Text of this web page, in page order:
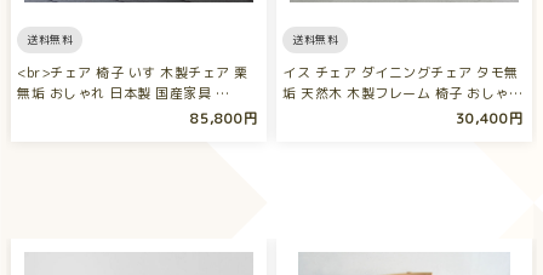
送料無料
<br>チェア 椅子 いす 木製チェア 栗
無垢 おしゃれ 日本製 国産家具 …
85,800円
送料無料
イス チェア ダイニングチェア タモ無
垢 天然木 木製フレーム 椅子 おしゃ…
30,400円